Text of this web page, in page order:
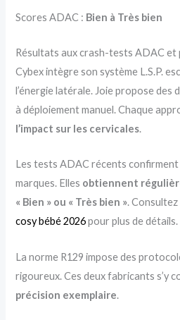
Scores ADAC : Bien à Très bien
Résultats aux crash-tests ADAC et
Cybex intègre son système L.S.P.
l’énergie latérale. Joie propose des
à déploiement manuel. Chaque
l’impact sur les cervicales.
Les tests ADAC récents confirment
marques. Elles obtiennent
« Bien » ou « Très bien ».
cosy bébé 2026pour plus de détails.
La norme R129 impose des
rigoureux. Ces deux fabricants s’y
précision exemplaire.